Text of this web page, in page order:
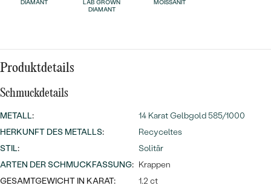
Wave Kollektion
NACH DER FARBE
MASSGEFERTIGTER
DIAMANTEN
Personalisierte
Halsketten
Ringe
ANSEHEN
DIAMANT
LAB GROWN
DIAMANT
MOISSANIT
Produktdetails
Schmuckdetails
METALL:
14 Karat Gelbgold 585/1000
HERKUNFT DES METALLS:
Recyceltes
STIL:
Solitär
ARTEN DER SCHMUCKFASSUNG: Krappen
GESAMTGEWICHT IN KARAT:
1.2 ct